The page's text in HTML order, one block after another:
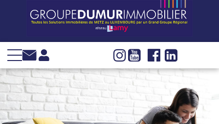
VENTE
LOCATION
INVESTIR
IMMOBILIER
D'ENTREPRISE
GESTION